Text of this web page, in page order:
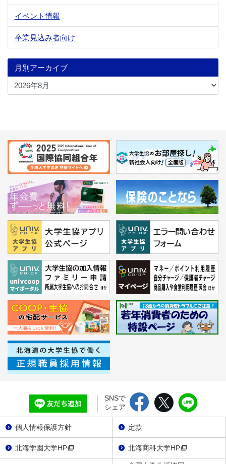
イベント情報
卒業見込み者向け
月別アーカイブ
SNSで
シェア
個人情報保護方針
定款
北海学園大学HP
北海商科大学HP